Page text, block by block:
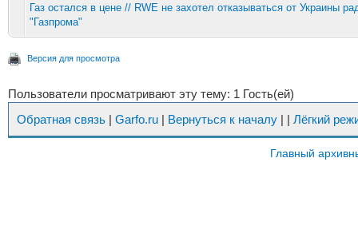
Газ остался в цене // RWE не захотел отказываться от Украины
"Газпрома"
Версия для просмотра
Пользователи просматривают эту тему: 1 Гость(ей)
Обратная связь | Garfo.ru | Вернуться к началу | | Лёгкий
Главный